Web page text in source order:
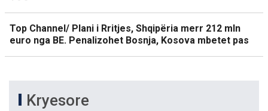
Top Channel/ Plani i Rritjes, Shqipëria merr 212 mln
euro nga BE. Penalizohet Bosnja, Kosova mbetet pas
Kryesore